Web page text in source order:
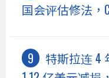
国会评估修法，
特斯拉连 4